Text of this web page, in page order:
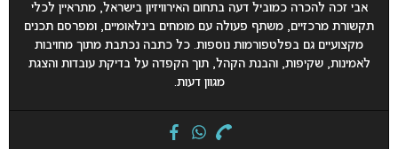
אבי זכה להכרה כמוביל דעה בתחום האירוויזיון בישראל, מתראיין לכלי
תקשורת מרכזיים, משתף פעולה עם מומחים בינלאומיים, ומפרסם תכנים
מקצועיים גם בפלטפורמות נוספות. כל כתבה נכתבת מתוך מחויבות
לאמינות, שקיפות, והבנת הקהל, תוך הקפדה על בדיקת עובדות והצגת
מגוון דעות.